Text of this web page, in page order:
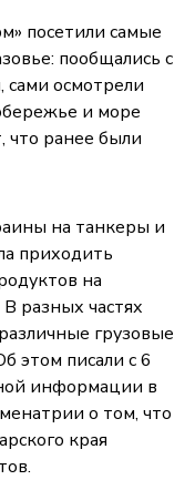
посетили самые
пообщались с
осмотрели
и море
ранее были
на танкеры и
приходить
на
разных частях
грузовые
этом писали с 6
информации в
о том, что
края